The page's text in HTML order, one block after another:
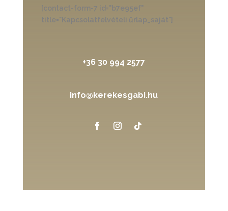
[contact-form-7 id="b7e95ef"
title="Kapcsolatfelvételi űrlap_saját"]
+36 30 994 2577
info@kerekesgabi.hu